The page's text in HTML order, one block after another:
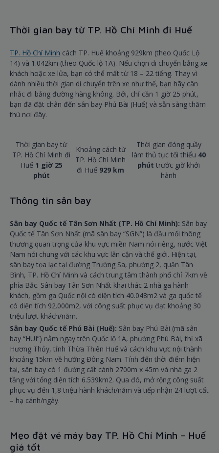
Thời gian bay từ TP. Hồ Chí Minh đi Huế
TP. Hồ Chí Minh cách TP. Huế khoảng 929km (theo Quốc Lộ
14) và 1.042km (theo Quốc lộ 1A). Nếu chọn di chuyển bằng xe
khách hoặc xe lửa, bạn có thể mất từ 18 – 22 tiếng. Thay vì
dành nhiều thời gian di chuyển trên xe như thế, bạn hãy cân
nhắc đi bằng đường hàng không. Bởi, chỉ cần 1 giờ 25 phút,
bạn đã đặt chân đến sân bay Phú Bài (Huế) và sẵn sàng thăm
thú nơi đây.
Thời gian bay từ
TP. Hồ Chí Minh đi
Huế 1 giờ 25
phút
Khoảng cách từ
TP. Hồ Chí Minh
đi Huế 929 km
Thời gian đóng quầy
làm thủ tục tối thiểu 40
phút trước giờ khởi
hành
Thông tin sân bay
Sân bay Quốc tế Tân Sơn Nhất (TP. Hồ Chí Minh): Sân bay
Quốc tế Tân Sơn Nhất (mã sân bay “SGN”) là đầu mối thông
thương quan trọng của khu vực miền Nam nói riêng, nước Việt
Nam nói chung với các khu vực lân cận và thế giới. Hiện tại,
sân bay tọa lạc tại đường Trường Sa, phường 2, quận Tân
Bình, TP. Hồ Chí Minh và cách trung tâm thành phố chỉ 7km về
phía Bắc. Sân bay Tân Sơn Nhất khai thác 2 nhà ga hành
khách, gồm ga Quốc nội có diện tích 40.048m2 và ga quốc tế
có diện tích 92.000m2, với công suất phục vụ đạt khoảng 30
triệu lượt khách/năm.
Sân bay Quốc tế Phú Bài (Huế): Sân bay Phú Bài (mã sân
bay “HUI”) nằm ngay trên Quốc lộ 1A, phường Phú Bài, thị xã
Hương Thủy, tỉnh Thừa Thiên Huế và cách khu vực nội thành
khoảng 15km về hướng Đông Nam. Tính đến thời điểm hiện
tại, sân bay có 1 đường cất cánh 2700m x 45m và nhà ga 2
tầng với tổng diện tích 6.539km2. Qua đó, mở rộng công suất
phục vụ đến 1,8 triệu hành khách/năm và tiếp nhận 24 lượt cất
– hạ cánh/ngày.
Mẹo đặt vé máy bay TP. Hồ Chí Minh – Huế
giá tốt